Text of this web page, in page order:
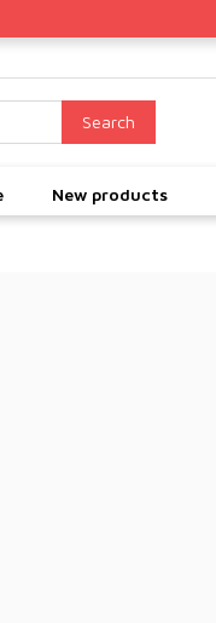
Search
New products